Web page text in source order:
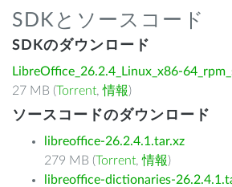
SDKとソースコード
SDKのダウンロード
LibreOffice_26.2.4_Linux_x86-
27 MB (Torrent,情報)
ソースコードのダウンロード
libreoffice-26.2.4.1.tar.xz
279 MB (Torrent,情報)
libreoffice-dictionaries-